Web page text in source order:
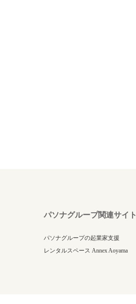
パソナグループ関連サイト
パソナグループの起業家支援
レンタルスペース Annex Aoyama